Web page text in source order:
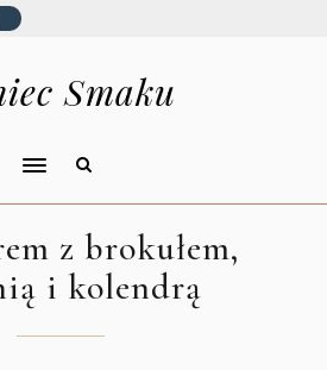
Smaku
z brokułem,
i kolendrą